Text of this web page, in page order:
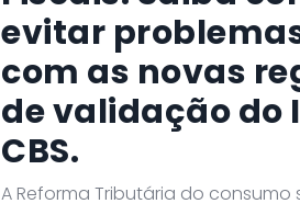
evitar
com as novas
de validação do
CBS.
A Reforma Tributária do consumo